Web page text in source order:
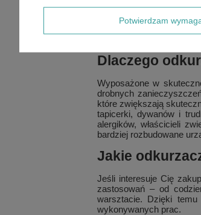
pozwalają wygodnie
SE, przeznaczone do
materiałowych oraz
Dlaczego
Wyposażone w
drobnych
które zwiększają
tapicerki, dywanów i
alergików, właścicieli
bardziej rozbudowane
Jakie
Jeśli interesuje Cię
zastosowań – od
warsztacie. Dzięki
wykonywanych prac.
Potwierdzam